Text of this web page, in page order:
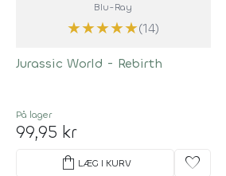
Blu-Ray
★★★★★(14)
Jurassic World - Rebirth
På lager
99,95 kr
shopping_bag LÆG I KURV favorite